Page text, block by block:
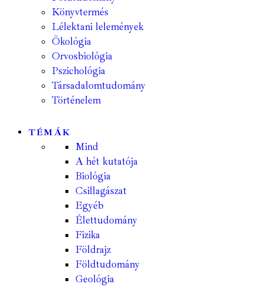
Könyvtermés
Lélektani lelemények
Ökológia
Orvosbiológia
Pszichológia
Társadalomtudomány
Történelem
TÉMÁK
Mind
A hét kutatója
Biológia
Csillagászat
Egyéb
Élettudomány
Fizika
Földrajz
Földtudomány
Geológia